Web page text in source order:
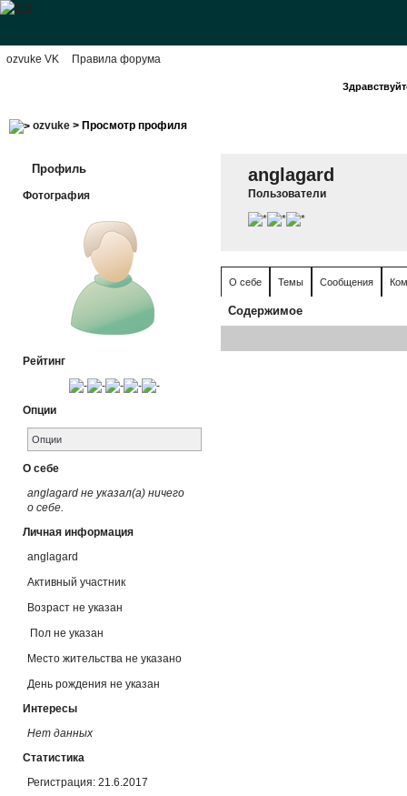
ozvuke VK Правила форума
ozvuke> Просмотр профиля
Профиль
Фотография
Рейтинг
Опции
Опции
О себе
anglagard не указал(а) ничего
о себе.
Личная информация
anglagard
Активный участник
Возраст не указан
Пол не указан
Место жительства не указано
День рождения не указан
Интересы
Нет данных
Статистика
Регистрация: 21.6.2017
anglagard
Пользователи
О себе Темы Сообщения
Содержимое